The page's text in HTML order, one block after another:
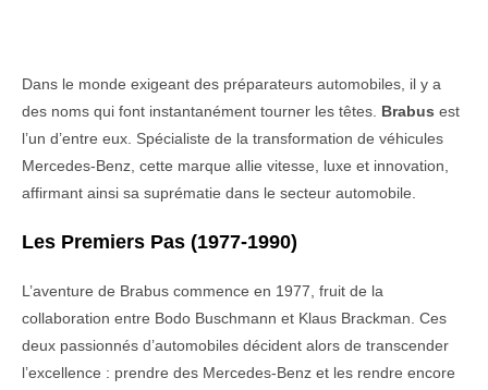
Dans le monde exigeant des préparateurs automobiles, il y a
des noms qui font instantanément tourner les têtes. Brabus est
l’un d’entre eux. Spécialiste de la transformation de véhicules
Mercedes-Benz, cette marque allie vitesse, luxe et innovation,
affirmant ainsi sa suprématie dans le secteur automobile.
Les Premiers Pas (1977-1990)
L’aventure de Brabus commence en 1977, fruit de la
collaboration entre Bodo Buschmann et Klaus Brackman. Ces
deux passionnés d’automobiles décident alors de transcender
l’excellence : prendre des Mercedes-Benz et les rendre encore